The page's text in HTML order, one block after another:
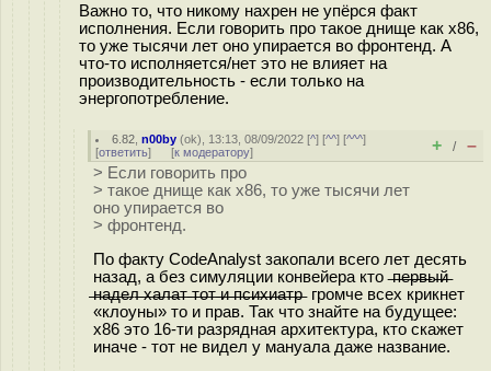
Важно то, что никому нахрен не упёрся факт
исполнения. Если говорить про такое днище как х86,
то уже тысячи лет оно упирается во фронтенд. А
что-то исполняется/нет это не влияет на
производительность - если только на
энергопотребление.
6.82 ,n00by (ok), 13:13, 08/09/2022 [^] [^^] [^^^]
[ответить] [к модератору] + / –
> Если говорить про
> такое днище как х86, то уже тысячи лет
оно упирается во
> фронтенд.
По факту CodeAnalyst закопали всего лет десять
назад, а без симуляции конвейера кто ̶п̶е̶р̶в̶ы̶й̶
̶н̶а̶д̶е̶л̶ ̶х̶а̶л̶а̶т̶ ̶т̶о̶т̶ ̶и̶ ̶п̶с̶и̶х̶и̶а̶т̶р̶ громче всех крикнет
«клоуны» то и прав. Так что знайте на будущее:
х86 это 16-ти разрядная архитектура, кто скажет
иначе - тот не видел у мануала даже название.